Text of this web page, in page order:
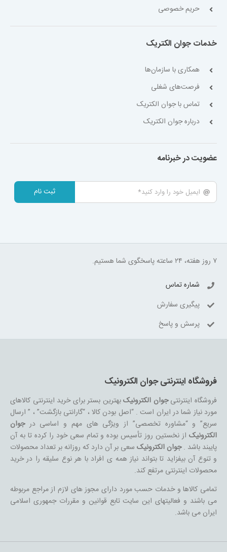
حریم خصوصی
خدمات جوان الکتریک
همکاری با سازمان‌ها
فرصت‌های شغلی
تماس با جوان الکتریک
درباره جوان الکتریک
عضویت در خبرنامه
ثبت نام
۷ روز هفته، ۲۴ ساعته پاسخگوی شما هستیم.
شماره تماس
پیگیری سفارش
پرسش و پاسخ
فروشگاه اینترنتی جوان الکترونیک
فروشگاه اینترنتیجوان الکترونیکبهترین بستر برای خرید اینترنتی کالاهای
مورد نیاز شما در ایران است . “اصل بودن کالا ، “گارانتی بازگشت” ، ” ارسال
سریع” و “مشاوره تخصصی” از ویژگی های مهم و اساسی درجوان
الکترونیکاز نخستین روز تأسیس بوده و تمام سعی خود را کرده تا به آن
پایبند باشد .جوان الکترونیکسعی بر آن دارد که روزانه بر تعداد محصولات
و تنوع آن بیفزاید تا بتواند نیاز همه ی افراد با هر نوع سلیقه را در خرید
محصولات اینترنتی مرتفع کند.
تمامی کالاها و خدمات حسب مورد دارای مجوز های لازم از مراجع مربوطه
می باشند و فعالیتهای این سایت تابع قوانین و مقررات جمهوری اسلامی
ایران می باشد.